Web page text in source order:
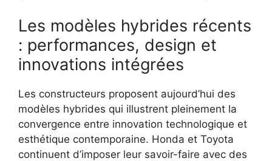
Les modèles hybrides récents
: performances, design et
innovations intégrées
Les constructeurs proposent aujourd’hui des
modèles hybrides qui illustrent pleinement la
convergence entre innovation technologique et
esthétique contemporaine. Honda et Toyota
continuent d’imposer leur savoir-faire avec des